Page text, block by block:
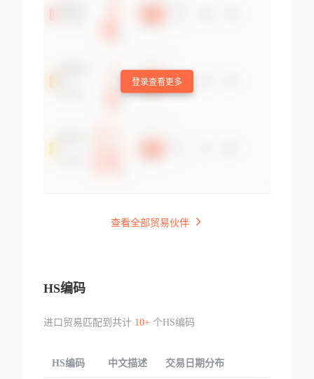
登录查看更多
查看全部贸易伙伴
HS编码
进口贸易匹配到共计 10+个HS编码
HS编码 中文描述 交易日期分布